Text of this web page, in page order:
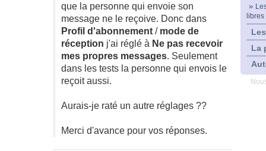
»
libres
La
que la personne qui envoie son
message ne le reçoive. Donc dans
Profil d'abonnement/ mode de
réception j'ai réglé à Ne pas recevoir
mes propres messages. Seulement
dans les tests la personne qui envois le
reçoit aussi.
Aurais-je raté un autre réglages ??
Merci d'avance pour vos réponses.